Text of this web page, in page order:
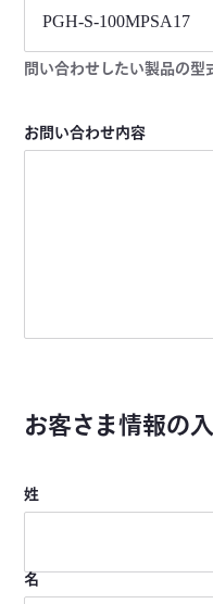
問い合わせしたい製品の型
お問い合わせ内容
お客さま情報の
姓
名